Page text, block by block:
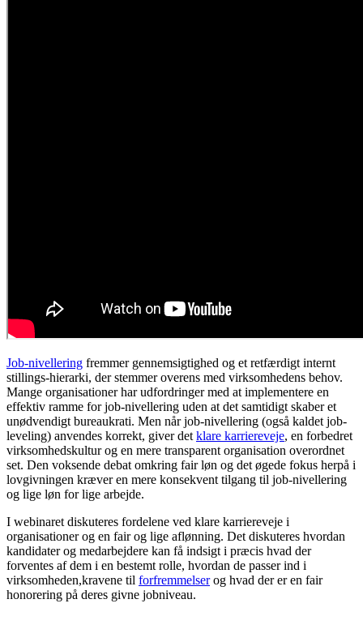
Job-nivellering fremmer gennemsigtighed og et retfærdigt internt
stillings-hierarki, der stemmer overens med virksomhedens behov.
Mange organisationer har udfordringer med at implementere en
effektiv ramme for job-nivellering uden at det samtidigt skaber et
unødvendigt bureaukrati. Men når job-nivellering (også kaldet job-
leveling) anvendes korrekt, giver det klare karriereveje, en forbedret
virksomhedskultur og en mere transparent organisation overordnet
set. Den voksende debat omkring fair løn og det øgede fokus herpå i
lovgivningen kræver en mere konsekvent tilgang til job-nivellering
og lige løn for lige arbejde.
I webinaret diskuteres fordelene ved klare karriereveje i
organisationer og en fair og lige aflønning. Det diskuteres hvordan
kandidater og medarbejdere kan få indsigt i præcis hvad der
forventes af dem i en bestemt rolle, hvordan de passer ind i
virksomheden,kravene til forfremmelserog hvad der er en fair
honorering på deres givne jobniveau.